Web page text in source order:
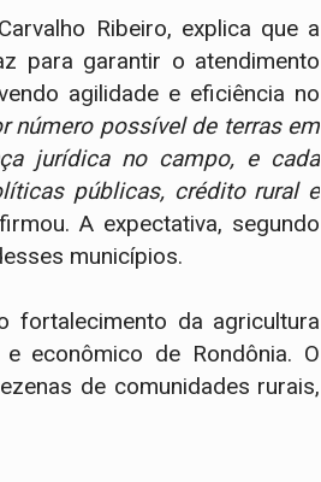
Ribeiro, explica que a
para garantir o atendimento
agilidade e eficiência no
número possível de terras em
jurídica no campo, e cada
públicas, crédito rural e
A expectativa, segundo
municípios.
da agricultura
econômico de Rondônia. O
de comunidades rurais,